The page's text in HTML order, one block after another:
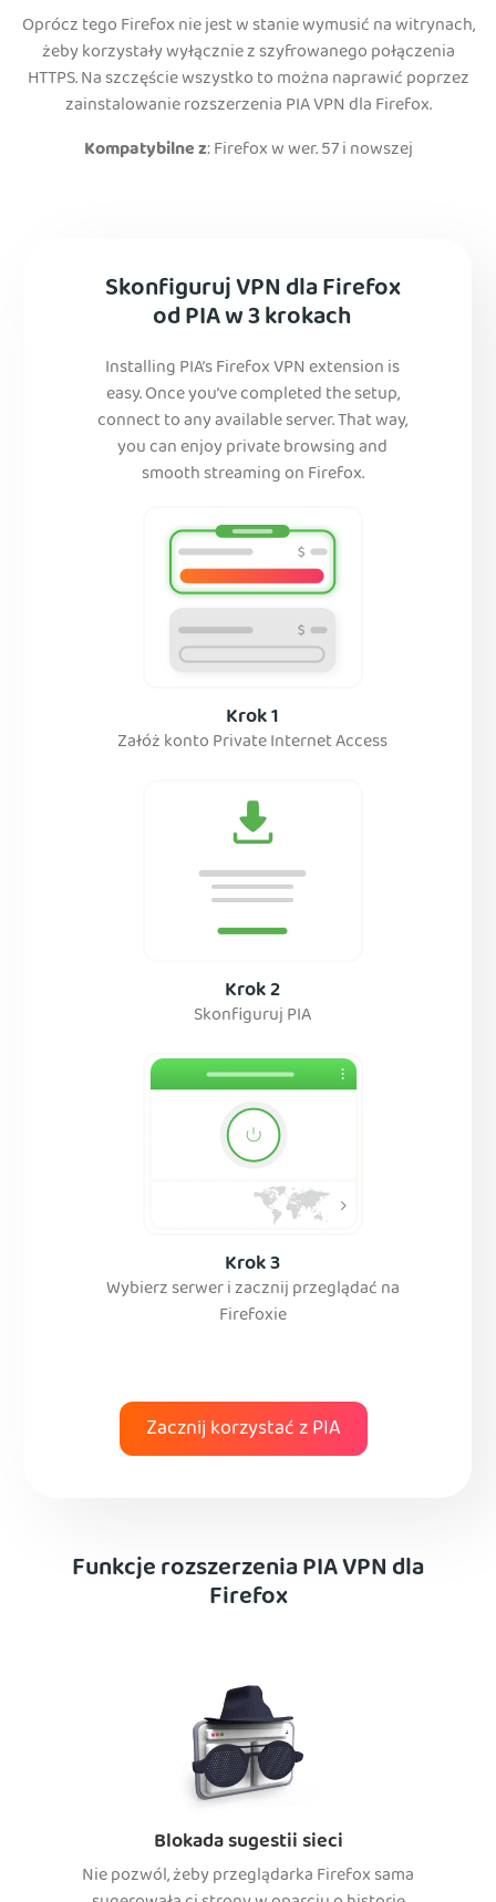
Oprócz tego Firefox nie jest w stanie wymusić na witrynach,
żeby korzystały wyłącznie z szyfrowanego połączenia
HTTPS. Na szczęście wszystko to można naprawić poprzez
zainstalowanie rozszerzenia PIA VPN dla Firefox.
Kompatybilne z: Firefox w wer. 57 i nowszej
Skonfiguruj VPN dla Firefox
od PIA w 3 krokach
Installing PIA’s Firefox VPN extension is
easy. Once you’ve completed the setup,
connect to any available server. That way,
you can enjoy private browsing and
smooth streaming on Firefox.
Krok 1
Załóż konto Private Internet Access
Krok 2
Skonfiguruj PIA
Krok 3
Wybierz serwer i zacznij przeglądać na
Firefoxie
Zacznij korzystać z PIA
Funkcje rozszerzenia PIA VPN dla
Firefox
Blokada sugestii sieci
Nie pozwól, żeby przeglądarka Firefox sama